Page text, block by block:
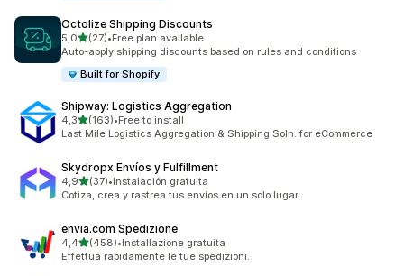
Octolize Shipping Discounts
5,0stelle su 5
(27)
27 recensioni totali
•Free plan available
Auto-apply shipping discounts based on rules and conditions
Built for Shopify
Shipway: Logistics Aggregation
4,3stelle su 5
(163)
163 recensioni totali
•Free to install
Last Mile Logistics Aggregation & Shipping Soln. for eCommerce
Skydropx Envíos y Fulfillment
4,9stelle su 5
(37)
37 recensioni totali
•Instalación gratuita
Cotiza, crea y rastrea tus envíos en un solo lugar.
envia.com Spedizione
4,4stelle su 5
(458)
458 recensioni totali
•Installazione gratuita
Effettua rapidamente le tue spedizioni.